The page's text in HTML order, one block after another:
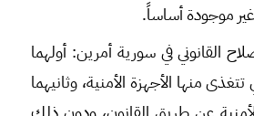
موجودة أساساً.
القانوني في سورية أمرين: أولهما
تتغذى منها الأجهزة الأمنية، وثانيهما